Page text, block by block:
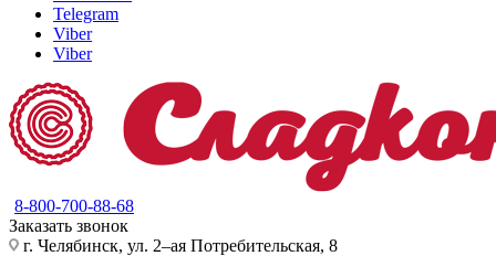
Telegram
Viber
Viber
8-800-700-88-68
Заказать звонок
г. Челябинск, ул. 2–ая Потребительская, 8